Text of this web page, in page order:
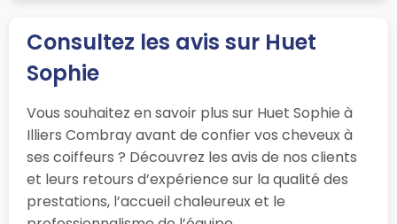
Consultez les avis sur Huet
Sophie
Vous souhaitez en savoir plus sur Huet Sophie à
Illiers Combray avant de confier vos cheveux à
ses coiffeurs ? Découvrez les avis de nos clients
et leurs retours d’expérience sur la qualité des
prestations, l’accueil chaleureux et le